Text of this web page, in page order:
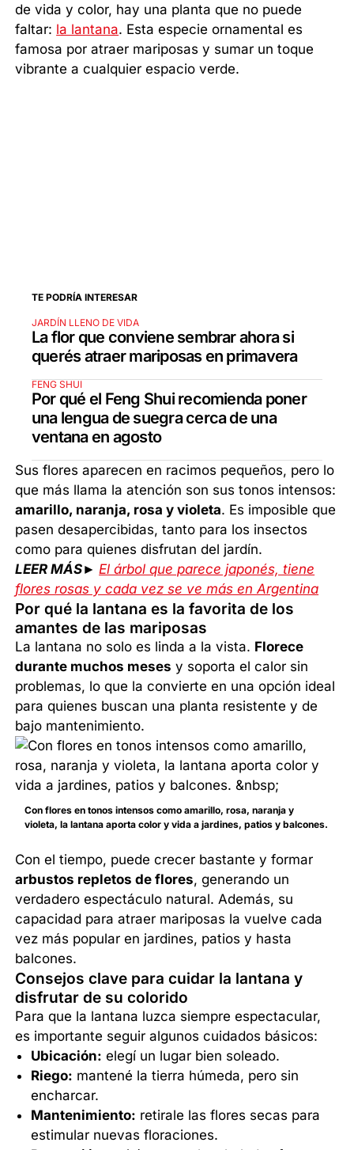
de vida y color, hay una planta que no puede
faltar: la lantana. Esta especie ornamental es
famosa por atraer mariposas y sumar un toque
vibrante a cualquier espacio verde.
TE PODRÍA INTERESAR
JARDÍN LLENO DE VIDA
La flor que conviene sembrar ahora si
querés atraer mariposas en primavera
FENG SHUI
Por qué el Feng Shui recomienda poner
una lengua de suegra cerca de una
ventana en agosto
Sus flores aparecen en racimos pequeños, pero lo
que más llama la atención son sus tonos intensos:
amarillo, naranja, rosa y violeta. Es imposible que
pasen desapercibidas, tanto para los insectos
como para quienes disfrutan del jardín.
LEER MÁS► El árbol que parece japonés, tiene
flores rosas y cada vez se ve más en Argentina
Por qué la lantana es la favorita de los
amantes de las mariposas
La lantana no solo es linda a la vista. Florece
durante muchos meses y soporta el calor sin
problemas, lo que la convierte en una opción ideal
para quienes buscan una planta resistente y de
bajo mantenimiento.
Con flores en tonos intensos como amarillo, rosa, naranja y
violeta, la lantana aporta color y vida a jardines, patios y balcones.
Con el tiempo, puede crecer bastante y formar
arbustos repletos de flores, generando un
verdadero espectáculo natural. Además, su
capacidad para atraer mariposas la vuelve cada
vez más popular en jardines, patios y hasta
balcones.
Consejos clave para cuidar la lantana y
disfrutar de su colorido
Para que la lantana luzca siempre espectacular,
es importante seguir algunos cuidados básicos:
Ubicación: elegí un lugar bien soleado.
Riego: mantené la tierra húmeda, pero sin
encharcar.
Mantenimiento: retirale las flores secas para
estimular nuevas floraciones.